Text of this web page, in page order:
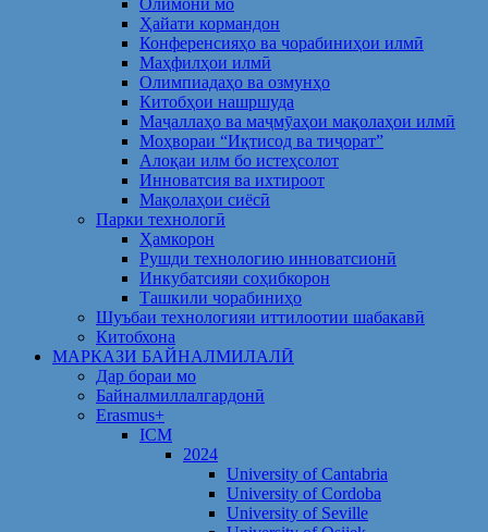
Олимони мо
Ҳайати кормандон
Конференсияҳо ва чорабиниҳои илмӣ
Маҳфилҳои илмӣ
Олимпиадаҳо ва озмунҳо
Китобҳои нашршуда
Маҷаллаҳо ва маҷмӯаҳои мақолаҳои илмӣ
Моҳвораи “Иқтисод ва тиҷорат”
Алоқаи илм бо истеҳсолот
Инноватсия ва ихтироот
Мақолаҳои сиёсӣ
Парки технологӣ
Ҳамкорон
Рушди технологию инноватсионӣ
Инкубатсияи соҳибкорон
Ташкили чорабиниҳо
Шуъбаи технологияи иттилоотии шабакавӣ
Китобхона
МАРКАЗИ БАЙНАЛМИЛАЛӢ
Дар бораи мо
Байналмиллалгардонӣ
Erasmus+
ICM
2024
University of Cantabria
University of Cordoba
University of Seville